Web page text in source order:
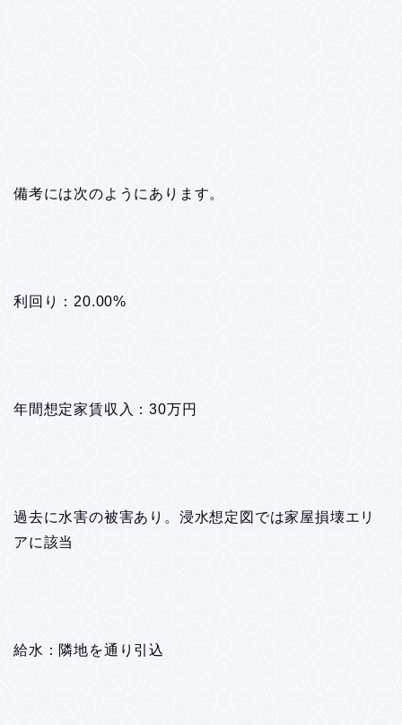
備考には次のようにあります。
利回り：20.00%
年間想定家賃収入：30万円
過去に水害の被害あり。浸水想定図では家屋損壊エリ
アに該当
給水：隣地を通り引込